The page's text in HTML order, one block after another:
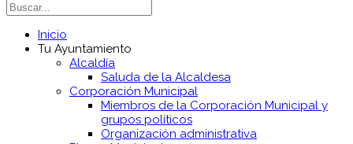
Inicio
Tu Ayuntamiento
Alcaldía
Saluda de la Alcaldesa
Corporación Municipal
Miembros de la Corporación Municipal y
grupos políticos
Organización administrativa